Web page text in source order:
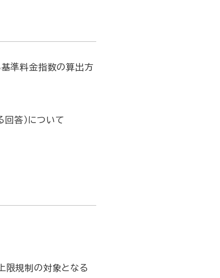
基準料金指数の算出方
答）について
限規制の対象となる